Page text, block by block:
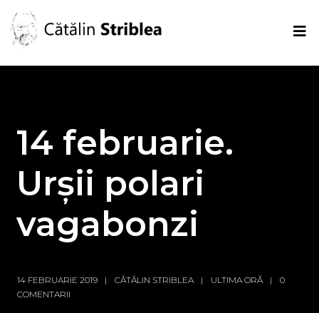
14 februarie.
Urșii polari
vagabonzi
14 FEBRUARIE 2019 CĂTĂLIN STRIBLEA ULTIMA ORĂ
0
COMENTARII